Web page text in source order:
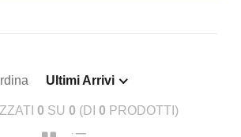
Ultimi Arrivi
0 SU 0 (DI 0 PRODOTTI)